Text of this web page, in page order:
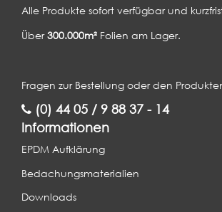
Alle Produkte sofort verfügbar und
Über300.000m² Folien am Lager.
Fragen zur Bestellung oder den
(0) 44 05 / 9 88 37 - 14
Informationen
EPDM Aufklärung
Bedachungsmaterialien
Downloads